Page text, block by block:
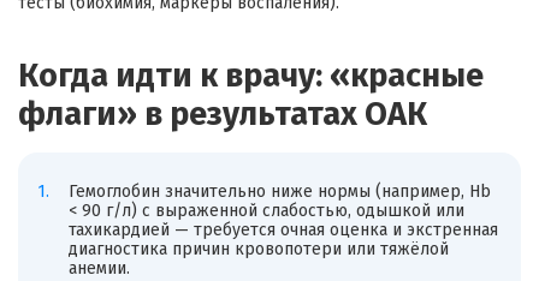
Когда идти к врачу: «красные
флаги» в результатах ОАК
Гемоглобин значительно ниже нормы (например, Hb
< 90 г/л) с выраженной слабостью, одышкой или
тахикардией — требуется очная оценка и экстренная
диагностика причин кровопотери или тяжёлой
анемии.